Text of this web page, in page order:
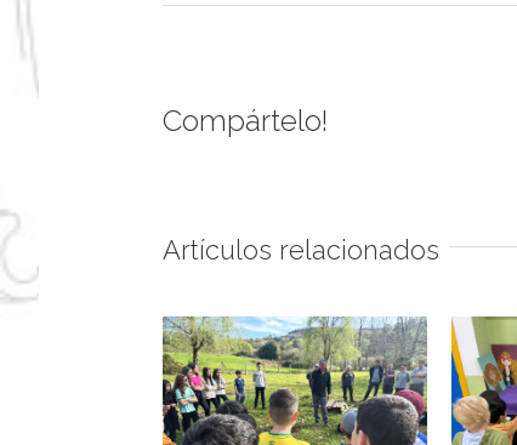
Compártelo!
Artículos relacionados